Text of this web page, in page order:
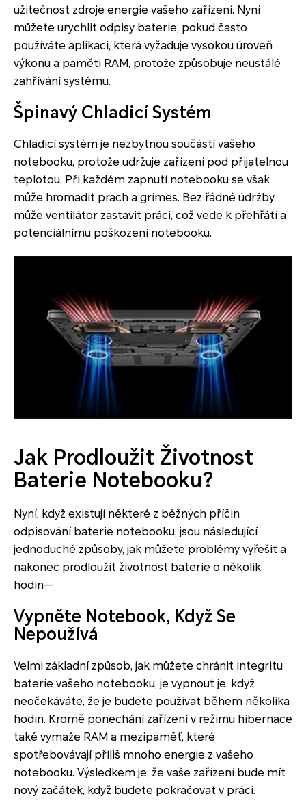
užitečnost zdroje energie vašeho zařízení. Nyní
můžete urychlit odpisy baterie, pokud často
používáte aplikaci, která vyžaduje vysokou úroveň
výkonu a paměti RAM, protože způsobuje neustálé
zahřívání systému.
Špinavý Chladicí Systém
Chladicí systém je nezbytnou součástí vašeho
notebooku, protože udržuje zařízení pod přijatelnou
teplotou. Při každém zapnutí notebooku se však
může hromadit prach a grimes. Bez řádné údržby
může ventilátor zastavit práci, což vede k přehřátí a
potenciálnímu poškození notebooku.
Jak Prodloužit Životnost
Baterie Notebooku?
Nyní, když existují některé z běžných příčin
odpisování baterie notebooku, jsou následující
jednoduché způsoby, jak můžete problémy vyřešit a
nakonec prodloužit životnost baterie o několik
hodin—
Vypněte Notebook, Když Se
Nepoužívá
Velmi základní způsob, jak můžete chránit integritu
baterie vašeho notebooku, je vypnout je, když
neočekáváte, že je budete používat během několika
hodin. Kromě ponechání zařízení v režimu hibernace
také vymaže RAM a mezipaměť, které
spotřebovávají příliš mnoho energie z vašeho
notebooku. Výsledkem je, že vaše zařízení bude mít
nový začátek, když budete pokračovat v práci.